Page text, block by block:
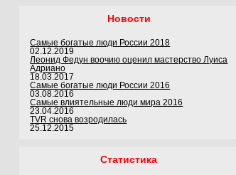
Новости
Самые богатые люди России 2018
02.12.2019
Леонид Федун воочию оценил мастерство Луиса
Адриано
18.03.2017
Самые богатые люди России 2016
03.08.2016
Самые влиятельные люди мира 2016
23.04.2016
TVR снова возродилась
25.12.2015
Статистика